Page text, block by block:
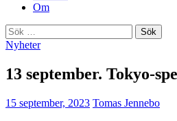
Om
Sök
efter:
Nyheter
13 september. Tokyo-
15 september, 2023 Tomas Jennebo